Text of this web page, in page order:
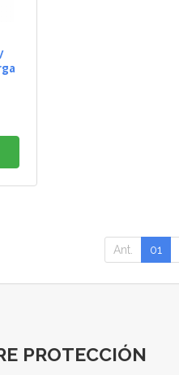
Ant. 01
PROTECCIÓN